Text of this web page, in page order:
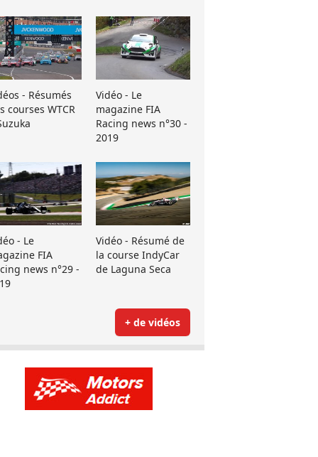
- Résumés
courses WTCR
Vidéo - Le
magazine FIA
Racing news n°30 -
2019
- Le
FIA
news n°29 -
Vidéo - Résumé de
la course IndyCar
de Laguna Seca
+ de vidéos